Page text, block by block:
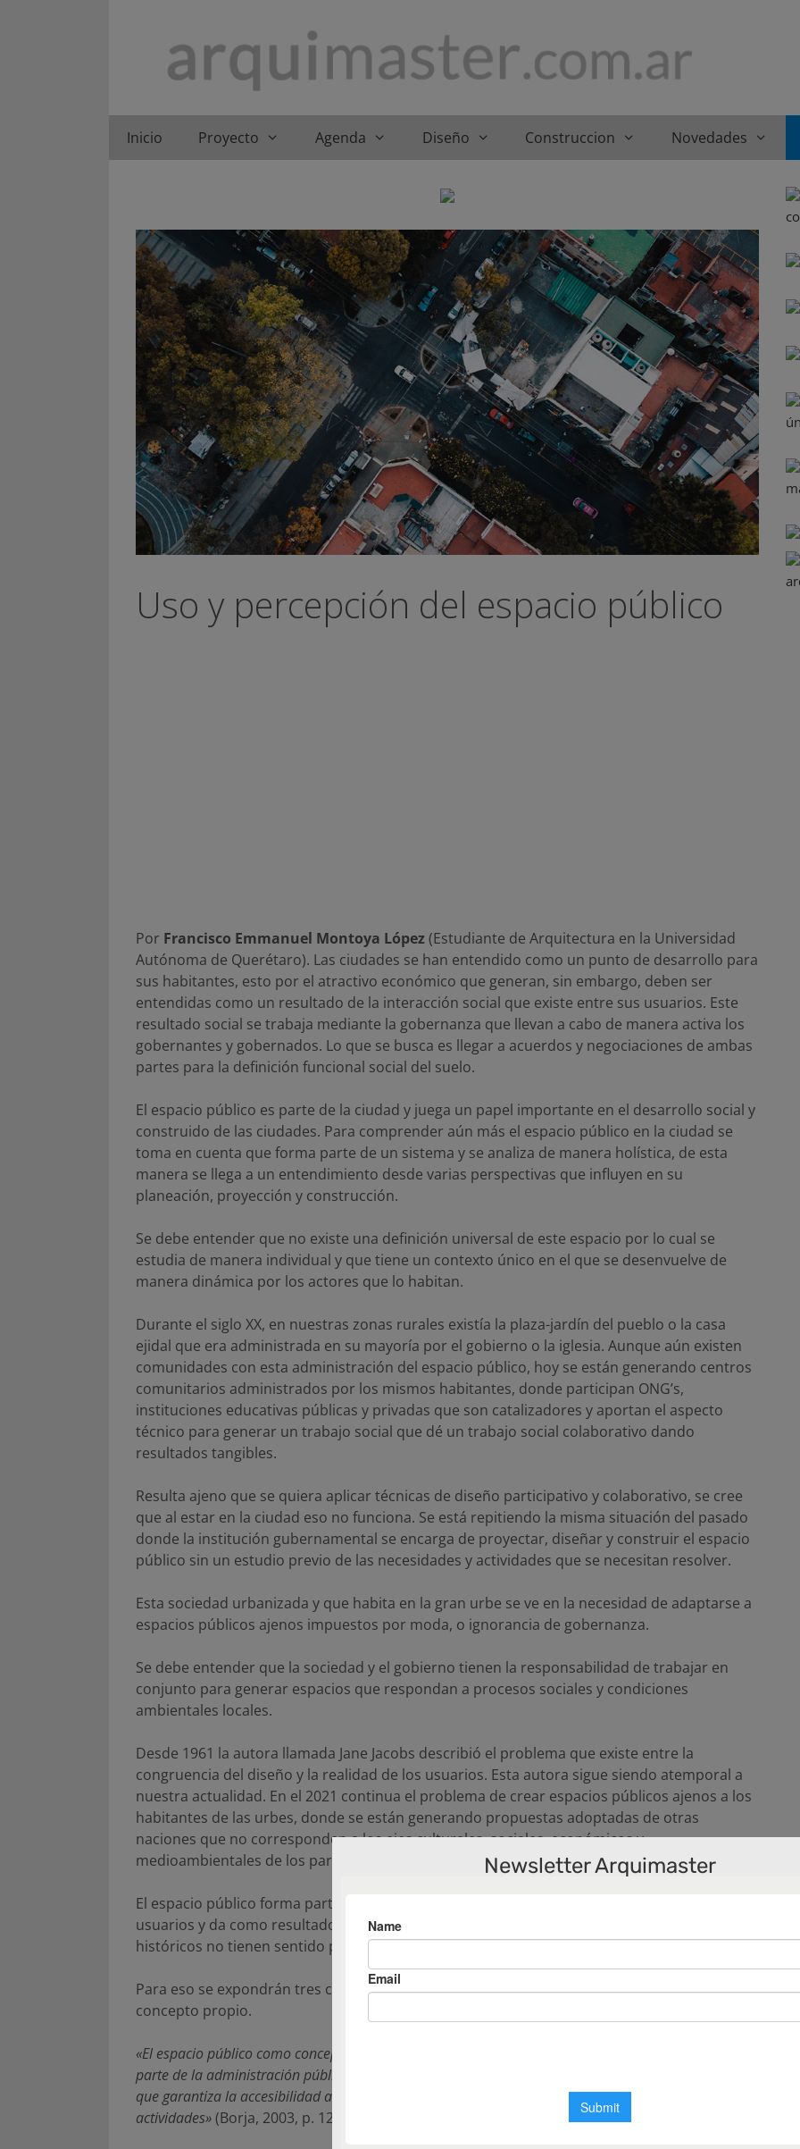
Inicio Proyecto Agenda Diseño Construccion Novedades
Uso y percepción del espacio público
Por Francisco Emmanuel Montoya López(Estudiante de Arquitectura en la Universidad
Autónoma de Querétaro). Las ciudades se han entendido como un punto de desarrollo para
sus habitantes, esto por el atractivo económico que generan, sin embargo, deben ser
entendidas como un resultado de la interacción social que existe entre sus usuarios. Este
resultado social se trabaja mediante la gobernanza que llevan a cabo de manera activa los
gobernantes y gobernados. Lo que se busca es llegar a acuerdos y negociaciones de ambas
partes para la definición funcional social del suelo.
El espacio público es parte de la ciudad y juega un papel importante en el desarrollo social y
construido de las ciudades. Para comprender aún más el espacio público en la ciudad se
toma en cuenta que forma parte de un sistema y se analiza de manera holística, de esta
manera se llega a un entendimiento desde varias perspectivas que influyen en su
planeación, proyección y construcción.
Se debe entender que no existe una definición universal de este espacio por lo cual se
estudia de manera individual y que tiene un contexto único en el que se desenvuelve de
manera dinámica por los actores que lo habitan.
Durante el siglo XX, en nuestras zonas rurales existía la plaza-jardín del pueblo o la casa
ejidal que era administrada en su mayoría por el gobierno o la iglesia. Aunque aún existen
comunidades con esta administración del espacio público, hoy se están generando centros
comunitarios administrados por los mismos habitantes, donde participan ONG’s,
instituciones educativas públicas y privadas que son catalizadores y aportan el aspecto
técnico para generar un trabajo social que dé un trabajo social colaborativo dando
resultados tangibles.
Resulta ajeno que se quiera aplicar técnicas de diseño participativo y colaborativo, se cree
que al estar en la ciudad eso no funciona. Se está repitiendo la misma situación del pasado
donde la institución gubernamental se encarga de proyectar, diseñar y construir el espacio
público sin un estudio previo de las necesidades y actividades que se necesitan resolver.
Esta sociedad urbanizada y que habita en la gran urbe se ve en la necesidad de adaptarse a
espacios públicos ajenos impuestos por moda, o ignorancia de gobernanza.
Se debe entender que la sociedad y el gobierno tienen la responsabilidad de trabajar en
conjunto para generar espacios que respondan a procesos sociales y condiciones
ambientales locales.
Desde 1961 la autora llamada Jane Jacobs describió el problema que existe entre la
congruencia del diseño y la realidad de los usuarios. Esta autora sigue siendo atemporal a
nuestra actualidad. En el 2021 continua el problema de crear espacios públicos ajenos a los
habitantes de las urbes, donde se están generando propuestas adoptadas de otras
naciones que no corresponden a los ejes culturales, sociales, económicos y
medioambientales de los participantes locales.
El espacio público forma parte vital de una ciudad, porque ahí convergen distintos tipos de
usuarios y da como resultado una expresión social. La ciudad con sus calles y edificios
históricos no tienen sentido propio al no ser experimentados por la sociedad.
Para eso se expondrán tres conceptos de espacio público, analizándolos concluiré con un
concepto propio.
«El espacio público como concepto jurídico es un espacio sometido a una regulación específica por
parte de la administración pública, propietaria o que posee la facultad de dominio sobre el suelo y
que garantiza la accesibilidad a todos y fija las condiciones de utilización y de instalación de
actividades»(Borja, 2003, p. 122).
Newsletter Arquimaster